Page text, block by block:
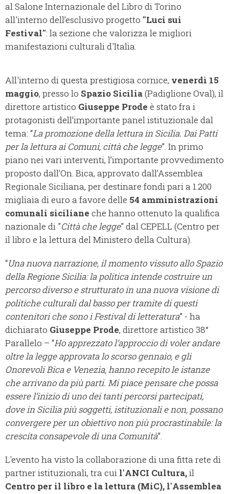
al Salone Internazionale del Libro di Torino
all'interno dell’esclusivo progetto "Luci sui
Festival": la sezione che valorizza le migliori
manifestazioni culturali d'Italia.
All'interno di questa prestigiosa cornice, venerdì 15
maggio, presso lo Spazio Sicilia(Padiglione Oval), il
direttore artistico Giuseppe Prode è stato fra i
protagonisti dell’importante panel istituzionale dal
tema: “La promozione della lettura in Sicilia. Dai Patti
per la lettura ai Comuni, città che legge”. In primo
piano nei vari interventi, l’importante provvedimento
proposto dall’On. Bica, approvato dall’Assemblea
Regionale Siciliana, per destinare fondi pari a 1.200
migliaia di euro a favore delle 54 amministrazioni
comunali siciliane che hanno ottenuto la qualifica
nazionale di "Città che legge" dal CEPELL (Centro per
il libro e la lettura del Ministero della Cultura).
“Una nuova narrazione, il momento vissuto allo Spazio
della Regione Sicilia: la politica intende costruire un
percorso diverso e strutturato in una nuova visione di
politiche culturali dal basso per tramite di questi
contenitori che sono i Festival di letteratura” - ha
dichiarato Giuseppe Prode, direttore artistico 38°
Parallelo – “Ho apprezzato l’approccio di voler andare
oltre la legge approvata lo scorso gennaio, e gli
Onorevoli Bica e Venezia, hanno recepito le istanze
che arrivano da più parti. Mi piace pensare che possa
essere l’inizio di uno dei tanti percorsi partecipati,
dove in Sicilia più soggetti, istituzionali e non, possano
convergere per un obiettivo non più procrastinabile: la
crescita consapevole di una Comunità”.
L'evento ha visto la collaborazione di una fitta rete di
partner istituzionali, tra cui l'ANCI Cultura,il
Centro per il libro e la lettura (MiC), l'Assemblea